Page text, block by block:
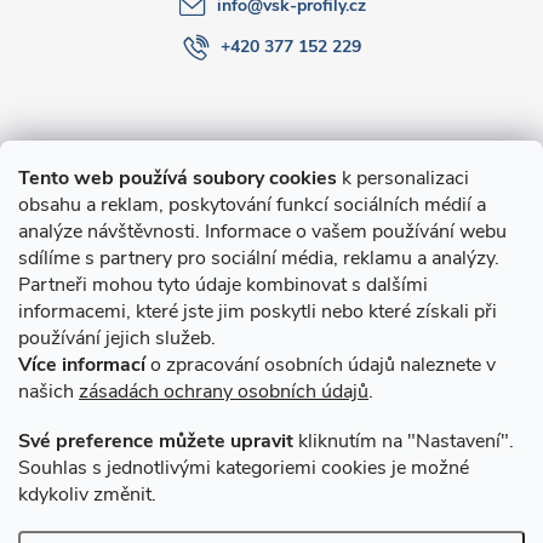
Tento web používá soubory cookies k personalizaci
obsahu a reklam, poskytování funkcí sociálních médií a
analýze návštěvnosti. Informace o vašem používání webu
sdílíme s partnery pro sociální média, reklamu a analýzy.
Partneři mohou tyto údaje kombinovat s dalšími
informacemi, které jste jim poskytli nebo které získali při
používání jejich služeb.
Více informacío zpracování osobních údajů naleznete v
našich zásadách ochrany osobních údajů.
Své preference můžete upravit kliknutím na "Nastavení".
Souhlas s jednotlivými kategoriemi cookies je možné
kdykoliv změnit.
O nákupu
Novinky v programu Alusic
Archiv
info@vsk-profily.cz
+420 377 152 229
Způsoby dopravy